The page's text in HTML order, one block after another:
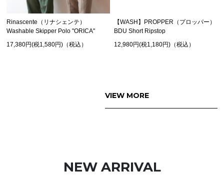
Rinascente（リナシェンテ）
Washable Skipper Polo "ORICA"
17,380円(税1,580円)（税込）
【WASH】PROPPER（プロッパー）
BDU Short Ripstop
12,980円(税1,180円)（税込）
VIEW MORE
NEW ARRIVAL